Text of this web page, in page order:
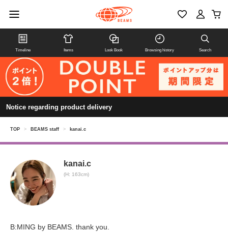
Timeline Items Look Book Browsing history Search
Notice regarding product delivery
TOP > BEAMS staff > kanai.c
kanai.c
(H: 163cm)
B:MING by BEAMS. thank you.